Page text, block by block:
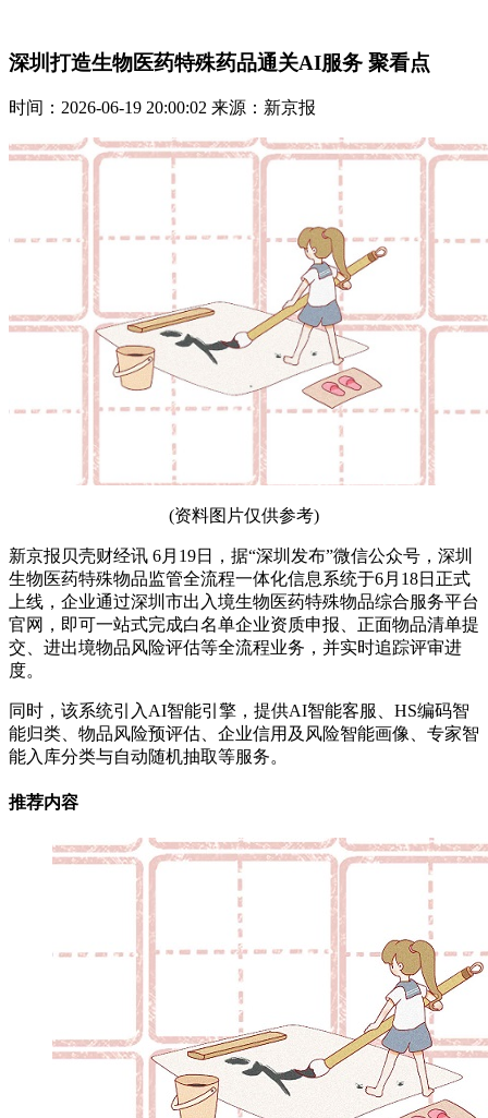
深圳打造生物医药特殊药品通关AI服务 聚看点
时间：2026-06-19 20:00:02 来源：新京报
(资料图片仅供参考)
新京报贝壳财经讯 6月19日，据“深圳发布”微信公众号，深圳
生物医药特殊物品监管全流程一体化信息系统于6月18日正式
上线，企业通过深圳市出入境生物医药特殊物品综合服务平台
官网，即可一站式完成白名单企业资质申报、正面物品清单提
交、进出境物品风险评估等全流程业务，并实时追踪评审进
度。
同时，该系统引入AI智能引擎，提供AI智能客服、HS编码智
能归类、物品风险预评估、企业信用及风险智能画像、专家智
能入库分类与自动随机抽取等服务。
推荐内容